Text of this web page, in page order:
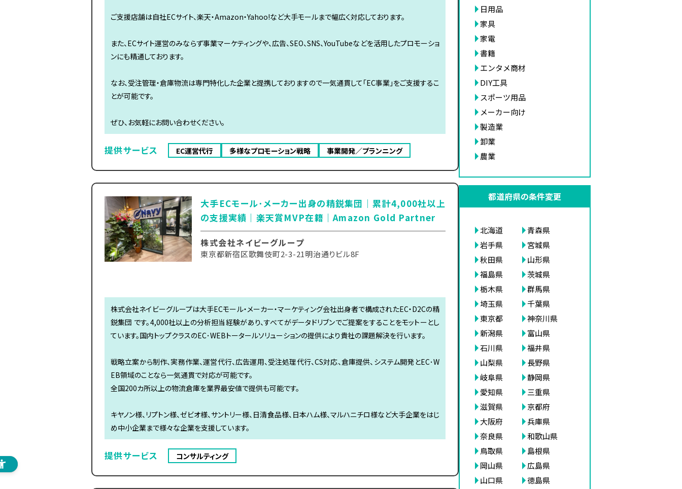
ご支援店舗は自社ECサイト、楽天・Amazon・Yahoo!など大手モールまで幅広く対応しております。
また、ECサイト運営のみならず事業マーケティングや、広告、SEO、SNS、YouTubeなどを活用したプロモーショ
ンにも精通しております。
なお、受注管理・倉庫物流は専門特化した企業と提携しておりますので一気通貫して「EC事業」をご支援するこ
とが可能です。
ぜひ、お気軽にお問い合わせください。
提供サービス EC運営代行 多様なプロモーション戦略 事業開発／プランニング
大手ECモール･メーカー出身の精鋭集団｜累計4,000社以上
の支援実績｜楽天賞MVP在籍｜Amazon Gold Partner
株式会社ネイビーグループ
東京都新宿区歌舞伎町2-3-21明治通りビル8F
株式会社ネイビーグループは大手ECモール・メーカー・マーケティング会社出身者で構成されたEC・D2Cの精
鋭集団 です。4,000社以上の分析担当経験があり、すべてがデータドリブンでご提案をすることをモットーとし
ています。国内トップクラスのEC･WEBトータールソリューションの提供により貴社の課題解決を行います。
戦略立案から制作、実務作業、運営代行、広告運用、受注処理代行、CS対応、倉庫提供、システム開発とEC･W
EB領域のことなら一気通貫で対応が可能です。
全国200カ所以上の物流倉庫を業界最安値で提供も可能です。
キヤノン様、リプトン様、ゼビオ様、サントリー様、日清食品様、日本ハム様、マルハニチロ様など大手企業をはじ
め中小企業まで様々な企業を支援しています。
提供サービス コンサルティング
日用品
家具
家電
書籍
エンタメ商材
DIY工具
スポーツ用品
メーカー向け
製造業
卸業
農業
都道府県の条件変更
北海道
青森県
岩手県
宮城県
秋田県
山形県
福島県
茨城県
栃木県
群馬県
埼玉県
千葉県
東京都
神奈川県
新潟県
富山県
石川県
福井県
山梨県
長野県
岐阜県
静岡県
愛知県
三重県
滋賀県
京都府
大阪府
兵庫県
奈良県
和歌山県
鳥取県
島根県
岡山県
広島県
山口県
徳島県